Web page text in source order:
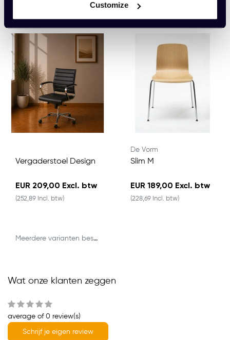
Customize
Vergaderstoel Design
EUR 209,00 Excl. btw
(252,89 Incl. btw)
Meerdere varianten beschikbaar
De Vorm
Slim M
EUR 189,00 Excl. btw
(228,69 Incl. btw)
Wat onze klanten zeggen
average of 0 review(s)
Schrijf je eigen review